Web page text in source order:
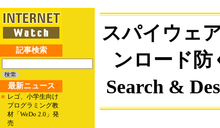
記事検索
最新ニュース
■ レゴ、小学生向け
プログラミング教
材「WeDo 2.0」発
売
スパイウェ
ンロード防
Search &